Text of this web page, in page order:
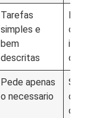
Tarefas
simples e
bem
descritas
Missoes
de
Pede apenas
o necessario
Solicita
dados
demais